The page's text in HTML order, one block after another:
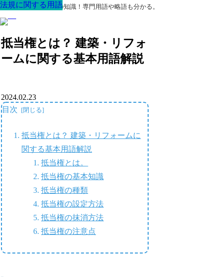
最高の家を作るための知識！専門用語や略語も分かる。
抵当権とは？ 建築・リフォ
ームに関する基本用語解説
法規に関する用語
2024.02.23
目次
抵当権とは？ 建築・リフォームに
関する基本用語解説
抵当権とは。
抵当権の基本知識
抵当権の種類
抵当権の設定方法
抵当権の抹消方法
抵当権の注意点
法規に関する用語
法規に関する用語
法規に関する用語
法規に関する用語
法規に関する用語
法規に関する用語